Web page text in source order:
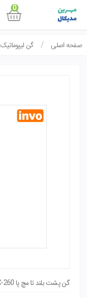
صفحه اصلی گن لیپوماتیک
گن پشت بلند تا مچ پا LC-260 اینوُ invo
0